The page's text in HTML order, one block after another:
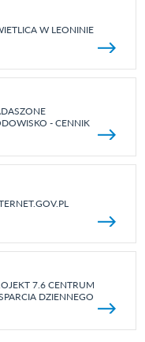
W LEONINIE
- CENNIK
7.6 CENTRUM
DZIENNEGO